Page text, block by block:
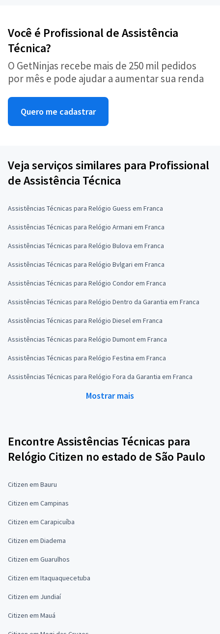
Você é Profissional de Assistência
Técnica?
O GetNinjas recebe mais de 250 mil pedidos
por mês e pode ajudar a aumentar sua renda
Quero me cadastrar
Veja serviços similares para Profissional
de Assistência Técnica
Assistências Técnicas para Relógio Guess em Franca
Assistências Técnicas para Relógio Armani em Franca
Assistências Técnicas para Relógio Bulova em Franca
Assistências Técnicas para Relógio Bvlgari em Franca
Assistências Técnicas para Relógio Condor em Franca
Assistências Técnicas para Relógio Dentro da Garantia em Franca
Assistências Técnicas para Relógio Diesel em Franca
Assistências Técnicas para Relógio Dumont em Franca
Assistências Técnicas para Relógio Festina em Franca
Assistências Técnicas para Relógio Fora da Garantia em Franca
Mostrar mais
Encontre Assistências Técnicas para
Relógio Citizen no estado de São Paulo
Citizen em Bauru
Citizen em Campinas
Citizen em Carapicuíba
Citizen em Diadema
Citizen em Guarulhos
Citizen em Itaquaquecetuba
Citizen em Jundiaí
Citizen em Mauá